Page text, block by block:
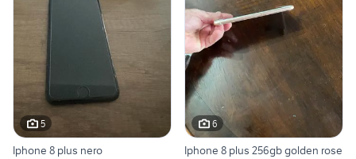
5
Iphone 8 plus nero
6
Iphone 8 plus 256gb golden rose